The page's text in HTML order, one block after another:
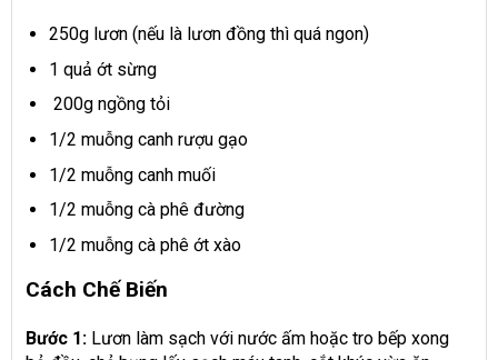
250g lươn (nếu là lươn đồng thì quá ngon)
1 quả ớt sừng
200g ngồng tỏi
1/2 muỗng canh rượu gạo
1/2 muỗng canh muối
1/2 muỗng cà phê đường
1/2 muỗng cà phê ớt xào
Cách Chế Biến
Bước 1: Lươn làm sạch với nước ấm hoặc tro bếp xong